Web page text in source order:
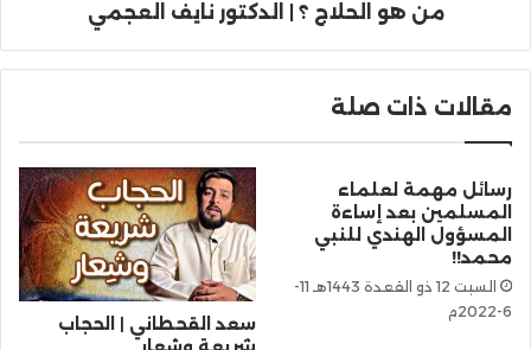
من هو الحلاج ؟ | الدكتور نايف العجمي
مقالات ذات صلة
رسائل مهمة لعلماء
المسلمين بعد إساءة
المسؤول الهندي للنبي
محمد!!
السبت 12 ذو القعدة 1443هـ 11-
6-2022م
سعد القحطاني | الحجاب